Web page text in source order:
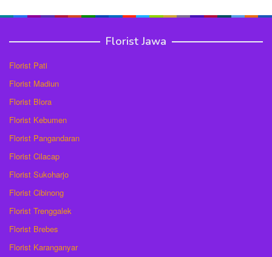
Florist Jawa
Florist Pati
Florist Madiun
Florist Blora
Florist Kebumen
Florist Pangandaran
Florist Cilacap
Florist Sukoharjo
Florist Cibinong
Florist Trenggalek
Florist Brebes
Florist Karanganyar